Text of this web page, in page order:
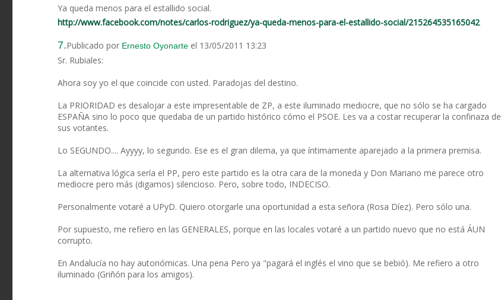
Ya queda menos para el estallido social.
http://www.facebook.com/notes/carlos-rodriguez/ya-queda-menos-para-el-estallido-social/215264535165042
7.Publicado por Ernesto Oyonarte el 13/05/2011 13:23
Sr. Rubiales:
Ahora soy yo el que coincide con usted. Paradojas del destino.
La PRIORIDAD es desalojar a este impresentable de ZP, a este iluminado mediocre, que no sólo se ha cargado
ESPAÑA sino lo poco que quedaba de un partido histórico cómo el PSOE. Les va a costar recuperar la confinaza de
sus votantes.
Lo SEGUNDO.... Ayyyy, lo segundo. Ese es el gran dilema, ya que íntimamente aparejado a la primera premisa.
La alternativa lógica sería el PP, pero este partido es la otra cara de la moneda y Don Mariano me parece otro
mediocre pero más (digamos) silencioso. Pero, sobre todo, INDECISO.
Personalmente votaré a UPyD. Quiero otorgarle una oportunidad a esta señora (Rosa Díez). Pero sólo una.
Por supuesto, me refiero en las GENERALES, porque en las locales votaré a un partido nuevo que no está ÁUN
corrupto.
En Andalucía no hay autonómicas. Una pena Pero ya "pagará el inglés el vino que se bebió). Me refiero a otro
iluminado (Griñón para los amigos).